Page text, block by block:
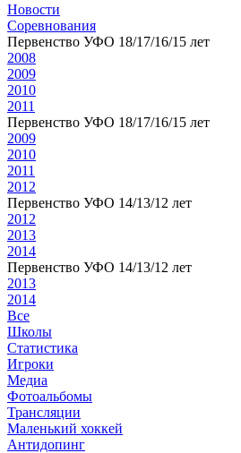
Новости
Соревнования
Первенство УФО 18/17/16/15 лет
2008
2009
2010
2011
Первенство УФО 18/17/16/15 лет
2009
2010
2011
2012
Первенство УФО 14/13/12 лет
2012
2013
2014
Первенство УФО 14/13/12 лет
2013
2014
Все
Школы
Статистика
Игроки
Медиа
Фотоальбомы
Трансляции
Маленький хоккей
Антидопинг